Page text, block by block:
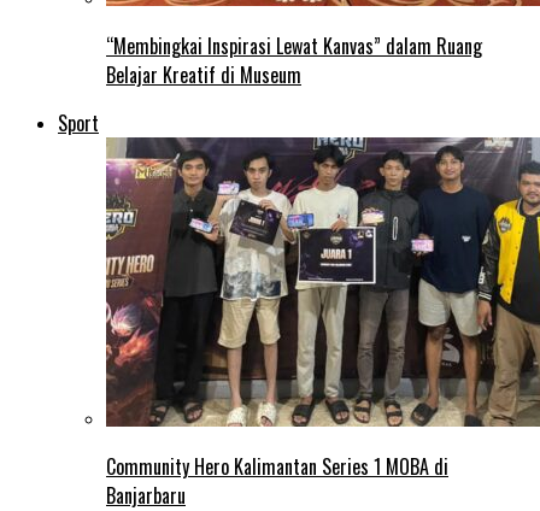
“Membingkai Inspirasi Lewat Kanvas” dalam Ruang
Belajar Kreatif di Museum
Sport
Community Hero Kalimantan Series 1 MOBA di
Banjarbaru